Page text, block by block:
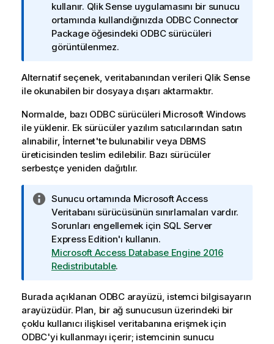
kullanır. Qlik Sense uygulamasını bir sunucu
ortamında kullandığınızda ODBC Connector
Packageöğesindeki ODBCsürücüleri
görüntülenmez.
Alternatif seçenek, veritabanından verileri Qlik Sense
ile okunabilen bir dosyaya dışarı aktarmaktır.
Normalde, bazı ODBCsürücüleri Microsoft Windows
ile yüklenir. Ek sürücüler yazılım satıcılarından satın
alınabilir, İnternet'te bulunabilir veya DBMS
üreticisinden teslim edilebilir. Bazı sürücüler
serbestçe yeniden dağıtılır.
B
i
l
g
i
n
t
u
Sunucu ortamında Microsoft Access
Veritabanı sürücüsünün sınırlamaları vardır.
Sorunları engellemek için SQL Server
Express Edition'ı kullanın.
Microsoft Access Database Engine 2016
Redistributable.
Burada açıklanan ODBCarayüzü, istemci bilgisayarın
arayüzüdür. Plan, bir ağ sunucusun üzerindeki bir
çoklu kullanıcı ilişkisel veritabanına erişmek için
ODBC'yi kullanmayı içerir; istemcinin sunucu